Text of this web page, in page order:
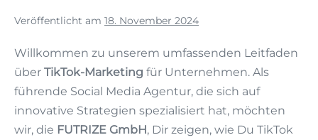
Veröffentlicht am 18. November 2024
Willkommen zu unserem umfassenden Leitfaden
über TikTok-Marketing für Unternehmen. Als
führende Social Media Agentur, die sich auf
innovative Strategien spezialisiert hat, möchten
wir, die FUTRIZE GmbH, Dir zeigen, wie Du TikTok